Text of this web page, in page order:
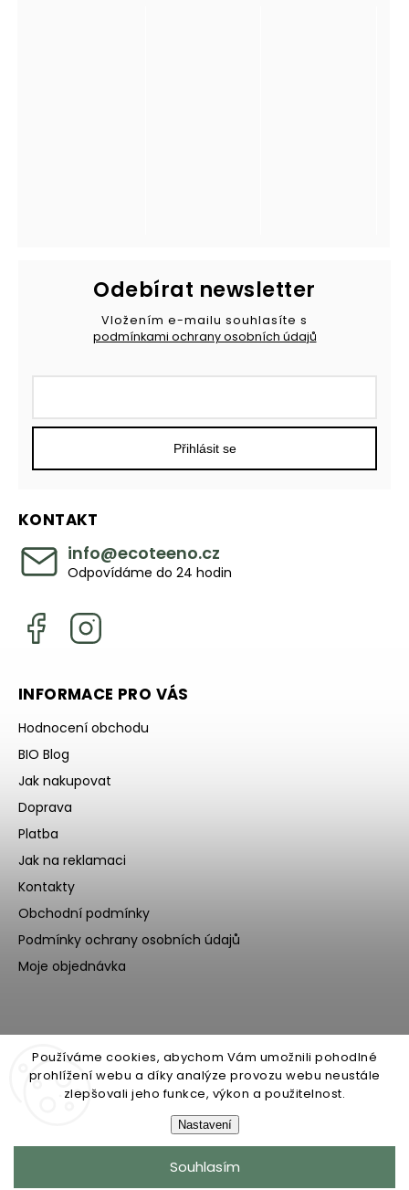
Používáme cookies, abychom Vám umožnili pohodlné
prohlížení webu a díky analýze provozu webu neustále
zlepšovali jeho funkce, výkon a použitelnost.
Nastavení
Souhlasím
KONTAKT
info@ecoteeno.cz
Odpovídáme do 24 hodin
Odebírat newsletter
Vložením e-mailu souhlasíte s
podmínkami ochrany osobních údajů
Přihlásit se
INFORMACE PRO VÁS
Hodnocení obchodu
BIO Blog
Jak nakupovat
Doprava
Platba
Jak na reklamaci
Kontakty
Obchodní podmínky
Podmínky ochrany osobních údajů
Moje objednávka
Ecoteeno. Všechna práva vyhrazena.